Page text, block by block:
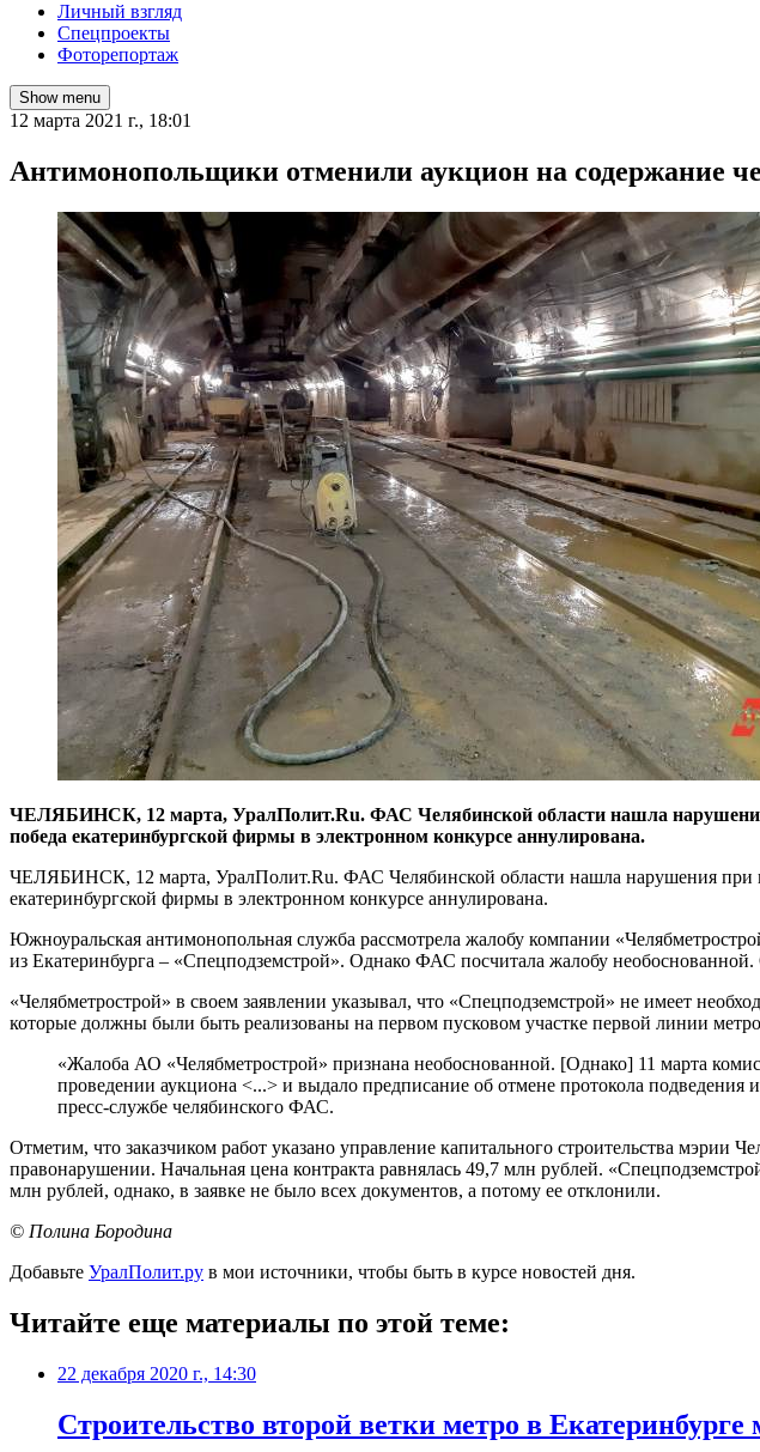
Личный взгляд
Спецпроекты
Фоторепортаж
Show menu
12 марта 2021 г., 18:01
​Антимонопольщики отменили аукцион на содержание
ЧЕЛЯБИНСК, 12 марта, УралПолит.Ru. ФАС Челябинской области нашла нарушения
победа екатеринбургской фирмы в электронном конкурсе аннулирована.
ЧЕЛЯБИНСК, 12 марта, УралПолит.Ru. ФАС Челябинской области нашла нарушения при
екатеринбургской фирмы в электронном конкурсе аннулирована.
Южноуральская антимонопольная служба рассмотрела жалобу компании
из Екатеринбурга – «Спецподземстрой». Однако ФАС посчитала жалобу
«Челябметрострой» в своем заявлении указывал, что «Спецподземстрой» не имеет
которые должны были быть реализованы на первом пусковом участке первой линии
«Жалоба АО «Челябметрострой» признана необоснованной. [Однако] 11 марта
проведении аукциона <...> и выдало предписание об отмене протокола
пресс-службе челябинского ФАС.
Отметим, что заказчиком работ указано управление капитального строительства
правонарушении. Начальная цена контракта равнялась 49,7 млн рублей.
млн рублей, однако, в заявке не было всех документов, а потому ее отклонили.
© Полина Бородина
Добавьте УралПолит.ру в мои источники, чтобы быть в курсе новостей дня.
Читайте еще материалы по этой теме:
22 декабря 2020 г., 14:30
​Строительство второй ветки метро в Екатеринбурге